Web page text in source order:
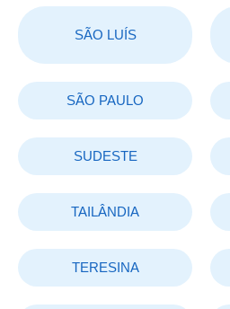
SÃO LUÍS
SÃO PAULO
SUDESTE
TAILÂNDIA
TERESINA